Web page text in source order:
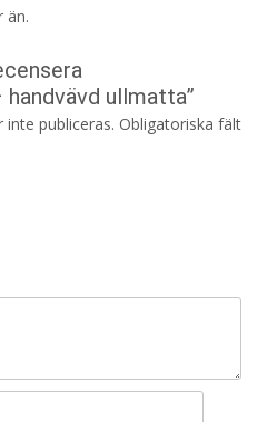
än.
ullmatta”
publiceras. Obligatoriska fält